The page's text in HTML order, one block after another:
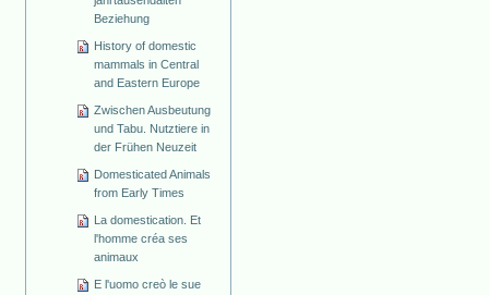
Beziehung
History of domestic
mammals in Central
and Eastern Europe
Zwischen Ausbeutung
und Tabu. Nutztiere in
der Frühen Neuzeit
Domesticated Animals
from Early Times
La domestication. Et
l'homme créa ses
animaux
E l'uomo creò le sue